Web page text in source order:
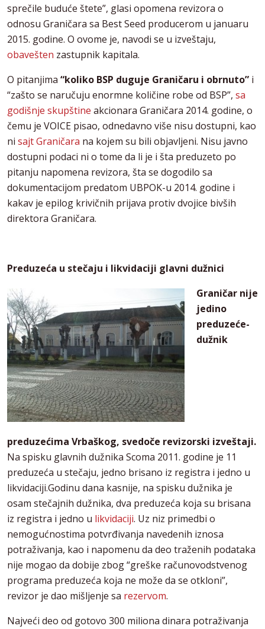
sprečile buduće štete”, glasi opomena revizora o
odnosu Graničara sa Best Seed producerom u januaru
2015. godine. O ovome je, navodi se u izveštaju,
obavešten zastupnik kapitala.
O pitanjima “koliko BSP duguje Graničaru i obrnuto” i
“zašto se naručuju enormne količine robe od BSP”, sa
godišnje skupštine akcionara Graničara 2014. godine, o
čemu je VOICE pisao, odnedavno više nisu dostupni, kao
ni sajt Graničara na kojem su bili objavljeni. Nisu javno
dostupni podaci ni o tome da li je i šta preduzeto po
pitanju napomena revizora, šta se dogodilo sa
dokumentacijom predatom UBPOK-u 2014. godine i
kakav je epilog krivičnih prijava protiv dvojice bivših
direktora Graničara.
Preduzeća u stečaju i likvidaciji glavni dužnici
Graničar nije
jedino
preduzeće-
dužnik
preduzećima Vrbaškog, svedoče revizorski izveštaji.
Na spisku glavnih dužnika Scoma 2011. godine je 11
preduzeća u stečaju, jedno brisano iz registra i jedno u
likvidaciji.Godinu dana kasnije, na spisku dužnika je
osam stečajnih dužnika, dva preduzeća koja su brisana
iz registra i jedno u likvidaciji. Uz niz primedbi o
nemogućnostima potvrđivanja navedenih iznosa
potraživanja, kao i napomenu da deo traženih podataka
nije mogao da dobije zbog “greške računovodstvenog
programa preduzeća koja ne može da se otkloni”,
revizor je dao mišljenje sa rezervom.
Najveći deo od gotovo 300 miliona dinara potraživanja